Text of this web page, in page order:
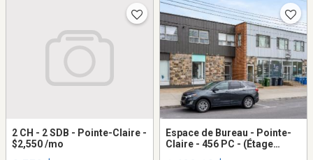
2 CH - 2 SDB - Pointe-Claire -
$2,550 /mo
Espace de Bureau - Pointe-
Claire - 456 PC - (Étage